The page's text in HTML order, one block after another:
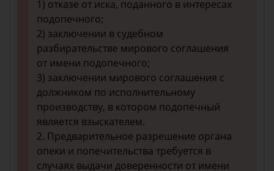
1) отказе от иска, поданного в интересах
подопечного;
2) заключении в судебном
разбирательстве мирового соглашения
от имени подопечного;
3) заключении мирового соглашения с
должником по исполнительному
производству, в котором подопечный
является взыскателем.
2. Предварительное разрешение органа
опеки и попечительства требуется в
случаях выдачи доверенности от имени